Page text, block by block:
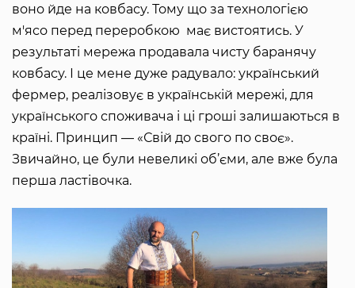
воно йде на ковбасу. Тому що за технологією
м'ясо перед переробкою має вистоятись. У
результаті мережа продавала чисту баранячу
ковбасу. І це мене дуже радувало: український
фермер, реалізовує в українській мережі, для
українського споживача і ці гроші залишаються в
країні. Принцип — «Свій до свого по своє».
Звичайно, це були невеликі об’єми, але вже була
перша ластівочка.